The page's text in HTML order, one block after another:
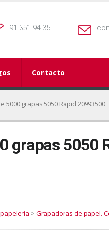
91 351 94 35
Contacto
5000 grapas 5050 Rapid 20993500
grapas 5050
> Grapadoras de papel.